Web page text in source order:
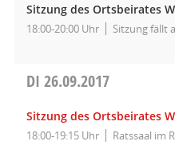
Sitzung des Ortsbeirates
18:00-20:00 Uhr Sitzung fällt
DI 26.09.2017
Sitzung des Ortsbeirates
18:00-19:15 Uhr Ratssaal im